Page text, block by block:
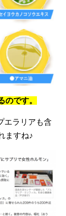
です。
エラリアも含
ますね♪